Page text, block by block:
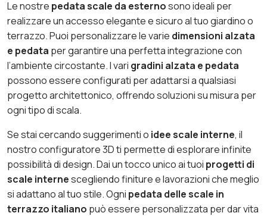
Le nostre pedata scale da esternosono ideali per
realizzare un accesso elegante e sicuro al tuo giardino o
terrazzo. Puoi personalizzare le varie dimensioni alzata
e pedata per garantire una perfetta integrazione con
l’ambiente circostante. I vari gradini alzata e pedata
possono essere configurati per adattarsi a qualsiasi
progetto architettonico, offrendo soluzioni su misura per
ogni tipo di scala.
Se stai cercando suggerimenti o idee scale interne, il
nostro configuratore 3D ti permette di esplorare infinite
possibilità di design. Dai un tocco unico ai tuoi progetti di
scale internescegliendo finiture e lavorazioni che meglio
si adattano al tuo stile. Ogni pedata delle scale in
terrazzo italiano può essere personalizzata per dar vita